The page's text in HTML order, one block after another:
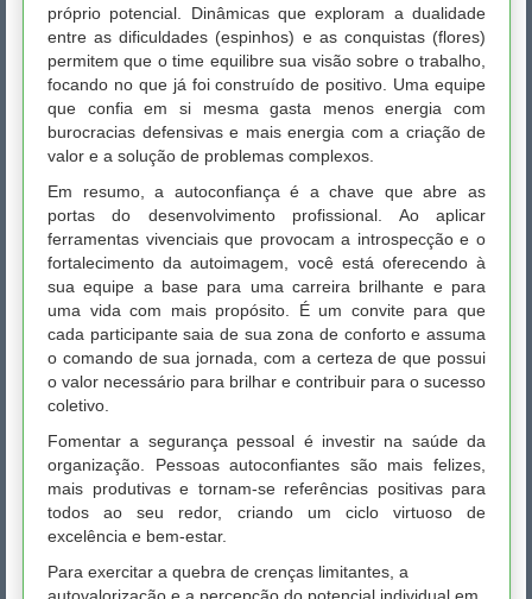
próprio potencial. Dinâmicas que exploram a dualidade
entre as dificuldades (espinhos) e as conquistas (flores)
permitem que o time equilibre sua visão sobre o trabalho,
focando no que já foi construído de positivo. Uma equipe
que confia em si mesma gasta menos energia com
burocracias defensivas e mais energia com a criação de
valor e a solução de problemas complexos.
Em resumo, a autoconfiança é a chave que abre as
portas do desenvolvimento profissional. Ao aplicar
ferramentas vivenciais que provocam a introspecção e o
fortalecimento da autoimagem, você está oferecendo à
sua equipe a base para uma carreira brilhante e para
uma vida com mais propósito. É um convite para que
cada participante saia de sua zona de conforto e assuma
o comando de sua jornada, com a certeza de que possui
o valor necessário para brilhar e contribuir para o sucesso
coletivo.
Fomentar a segurança pessoal é investir na saúde da
organização. Pessoas autoconfiantes são mais felizes,
mais produtivas e tornam-se referências positivas para
todos ao seu redor, criando um ciclo virtuoso de
excelência e bem-estar.
Para exercitar a quebra de crenças limitantes, a